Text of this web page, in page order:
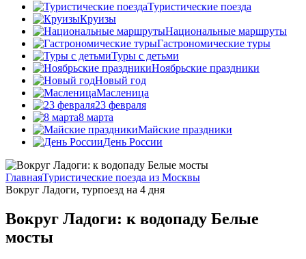
Туристические поезда
Круизы
Национальные маршруты
Гастрономические туры
Туры с детьми
Ноябрьские праздники
Новый год
Масленица
23 февраля
8 марта
Майские праздники
День России
ГлавнаяТуристические поезда из Москвы
Вокруг Ладоги, турпоезд на 4 дня
Вокруг Ладоги: к водопаду Белые
мосты